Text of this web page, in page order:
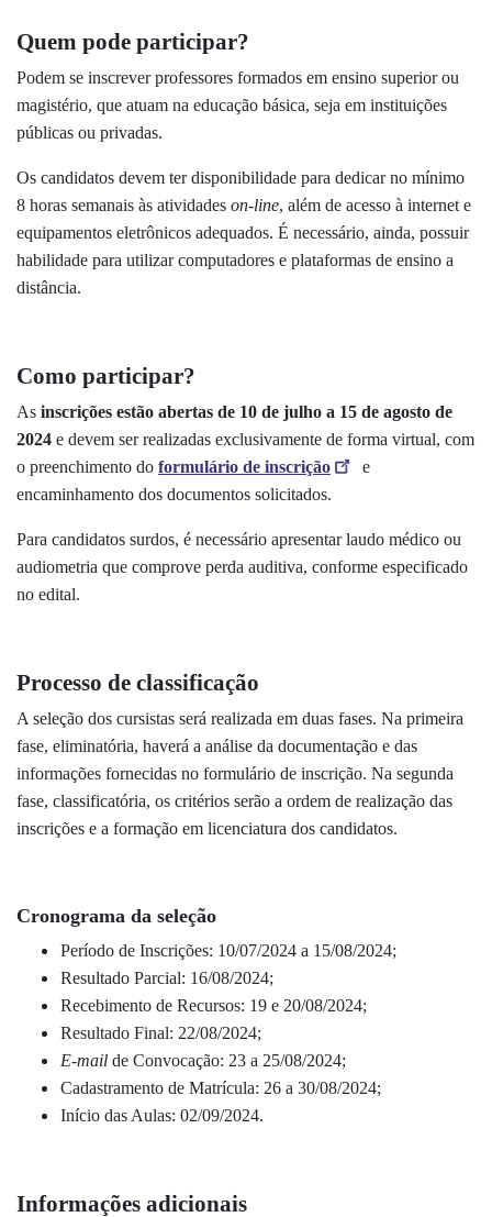
Quem pode participar?
Podem se inscrever professores formados em ensino superior ou
magistério, que atuam na educação básica, seja em instituições
públicas ou privadas.
Os candidatos devem ter disponibilidade para dedicar no mínimo
8 horas semanais às atividades on-line, além de acesso à internet e
equipamentos eletrônicos adequados. É necessário, ainda, possuir
habilidade para utilizar computadores e plataformas de ensino a
distância.
Como participar?
As inscrições estão abertas de 10 de julho a 15 de agosto de
2024 e devem ser realizadas exclusivamente de forma virtual, com
o preenchimento do formulário de inscrição
e
encaminhamento dos documentos solicitados.
Para candidatos surdos, é necessário apresentar laudo médico ou
audiometria que comprove perda auditiva, conforme especificado
no edital.
Processo de classificação
A seleção dos cursistas será realizada em duas fases. Na primeira
fase, eliminatória, haverá a análise da documentação e das
informações fornecidas no formulário de inscrição. Na segunda
fase, classificatória, os critérios serão a ordem de realização das
inscrições e a formação em licenciatura dos candidatos.
Cronograma da seleção
Período de Inscrições: 10/07/2024 a 15/08/2024;
Resultado Parcial: 16/08/2024;
Recebimento de Recursos: 19 e 20/08/2024;
Resultado Final: 22/08/2024;
E-mail de Convocação: 23 a 25/08/2024;
Cadastramento de Matrícula: 26 a 30/08/2024;
Início das Aulas: 02/09/2024.
Informações adicionais